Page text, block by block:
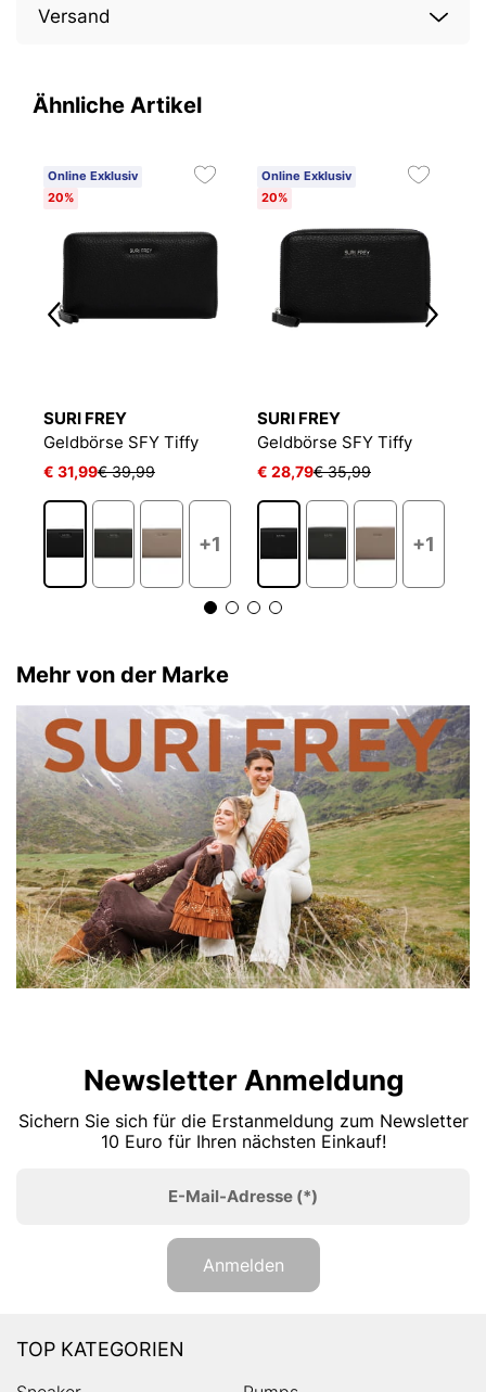
Versand
Ähnliche Artikel
Online Exklusiv
20%
SURI FREY
Geldbörse SFY Tiffy
€ 31,99€ 39,99
+1
Online Exklusiv
20%
SURI FREY
Geldbörse SFY Tiffy
€ 28,79€ 35,99
+1
Mehr von der Marke
Newsletter Anmeldung
Sichern Sie sich für die Erstanmeldung zum Newsletter
10 Euro für Ihren nächsten Einkauf!
E-Mail-Adresse (*)
Anmelden
TOP KATEGORIEN